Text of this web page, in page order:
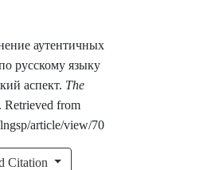
аутентичных
русскому языку
аспект. The
Retrieved from
article/view/70
Citation